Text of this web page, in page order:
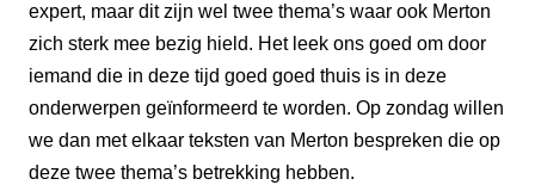
expert, maar dit zijn wel twee thema’s waar ook Merton
zich sterk mee bezig hield. Het leek ons goed om door
iemand die in deze tijd goed goed thuis is in deze
onderwerpen geïnformeerd te worden. Op zondag willen
we dan met elkaar teksten van Merton bespreken die op
deze twee thema’s betrekking hebben.